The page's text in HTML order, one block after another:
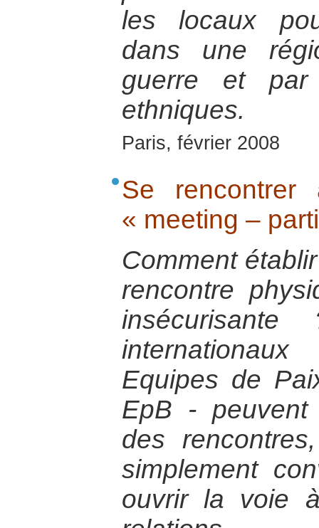
les locaux
dans une
guerre et par
ethniques.
Paris, février 2008
Se
« meeting –
Comment
rencontre
Equipes de
EpB - peuvent
des
simplement
ouvrir la voie